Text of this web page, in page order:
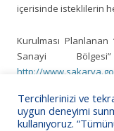
içerisinde isteklilerin
Kurulması
Sanayi
http://
Bilgilerinize sunarız.
Tercihlerinizi ve
uygun deneyimi
kullanıyoruz.